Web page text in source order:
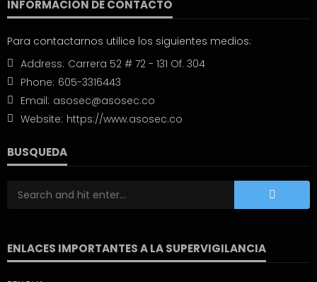
INFORMACIÓN DE CONTACTO
Para contactarnos utilice los siguientes medios:
Address: Carrera 52 # 72 - 131 Of. 304
Phone: 605-3316443
Email: asosec@asosec.co
Website: https://www.asosec.co
BUSQUEDA
ENLACES IMPORTANTES A LA SUPERVIGILANCIA